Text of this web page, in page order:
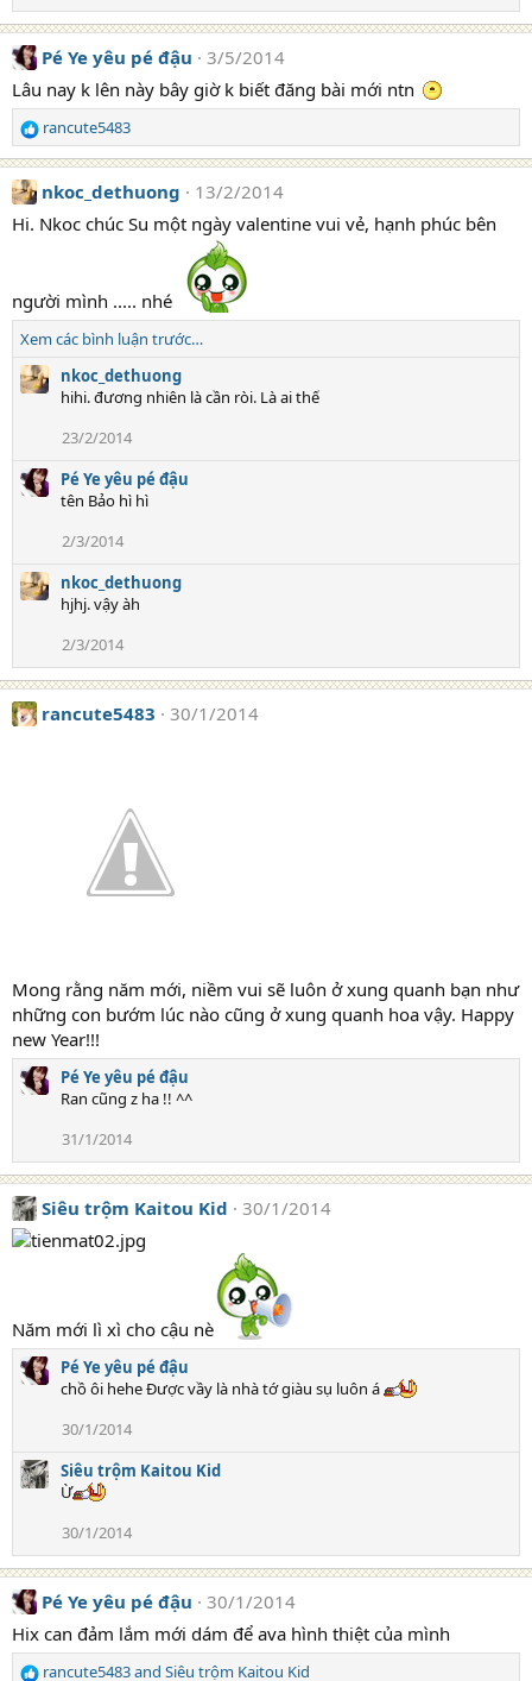
Pé Ye yêu pé đậu
3/5/2014
Lâu nay k lên này bây giờ k biết đăng bài mới ntn
R
e
a
c
t
s
rancute5483
nkoc_dethuong
13/2/2014
Hi. Nkoc chúc Su một ngày valentine vui vẻ, hạnh phúc bên
người mình ..... nhé
Xem các bình luận trước…
nkoc_dethuong
hihi. đương nhiên là cần ròi. Là ai thế
23/2/2014
Pé Ye yêu pé đậu
tên Bảo hì hì
2/3/2014
nkoc_dethuong
hjhj. vậy àh
2/3/2014
rancute5483 30/1/2014
Mong rằng năm mới, niềm vui sẽ luôn ở xung quanh bạn như
những con bướm lúc nào cũng ở xung quanh hoa vậy. Happy
new Year!!!
Pé Ye yêu pé đậu
Ran cũng z ha !! ^^
31/1/2014
Siêu trộm Kaitou Kid 30/1/2014
Năm mới lì xì cho cậu nè
Pé Ye yêu pé đậu
chồ ôi hehe Được vầy là nhà tớ giàu sụ luôn á
30/1/2014
Siêu trộm Kaitou Kid
Ừ
30/1/2014
Pé Ye yêu pé đậu
30/1/2014
Hix can đảm lắm mới dám để ava hình thiệt của mình
rancute5483and Siêu trộm Kaitou Kid